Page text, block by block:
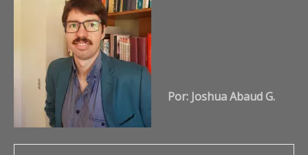
Por: Joshua Abaud G.